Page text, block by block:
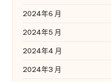
2024年6 月
2024年5 月
2024年4 月
2024年3 月